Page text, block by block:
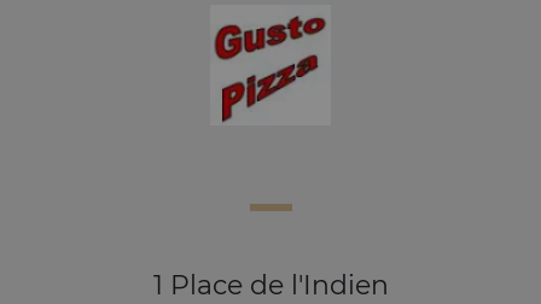
1 Place de l'Indien